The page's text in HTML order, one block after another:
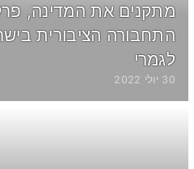
התחבורה הציבורית
לגמרי
30 יולי 2022